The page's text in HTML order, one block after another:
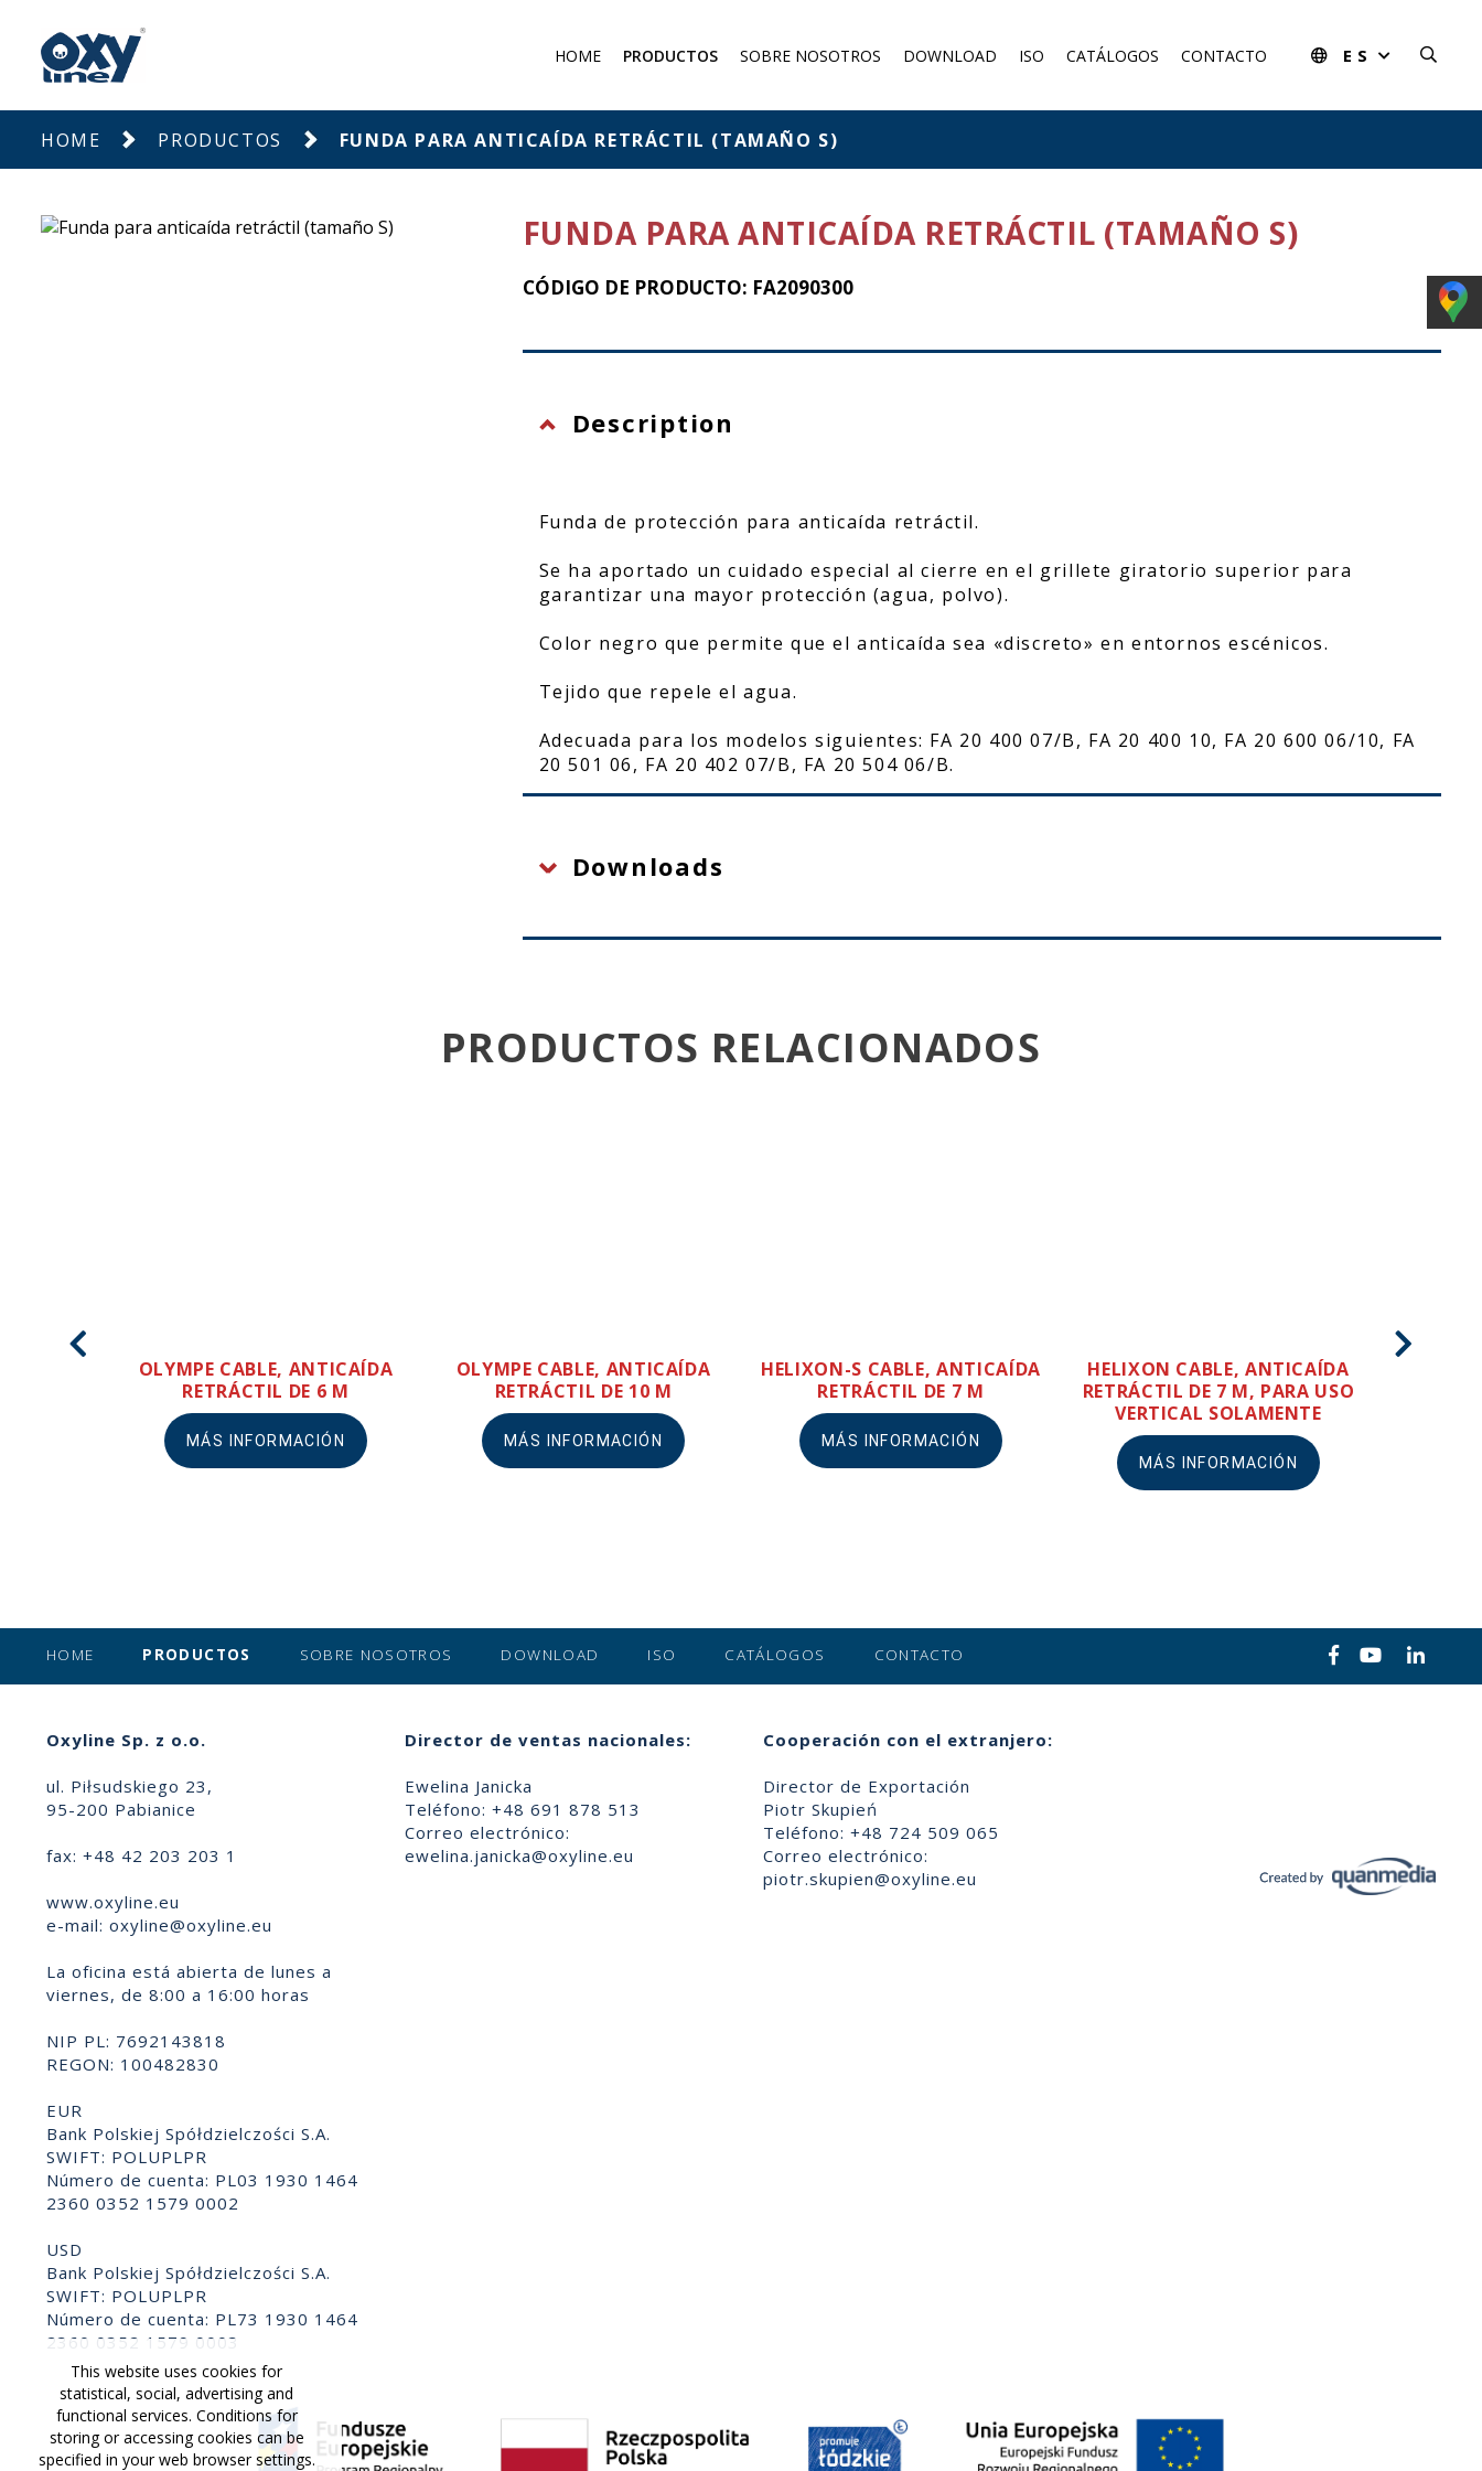
ES
HOME PRODUCTOS
Máscara de gas
Protection against falling from
SOBRE NOSOTROS DOWNLOAD ISO CATÁLOGOS CONTACTO
HOME PRODUCTOS FUNDA PARA ANTICAÍDA RETRÁCTIL (TAMAÑO S)
FUNDA PARA ANTICAÍDA RETRÁCTIL (TAMAÑO S)
CÓDIGO DE PRODUCTO: FA2090300
Description
Funda de protección para anticaída retráctil.
Se ha aportado un cuidado especial al cierre en el grillete giratorio superior para
garantizar una mayor protección (agua, polvo).
Color negro que permite que el anticaída sea «discreto» en entornos escénicos.
Tejido que repele el agua.
Adecuada para los modelos siguientes: FA 20 400 07/B, FA 20 400 10, FA 20 600 06/10, FA
20 501 06, FA 20 402 07/B, FA 20 504 06/B.
Downloads
PRODUCTOS RELACIONADOS
OLYMPE CABLE, ANTICAÍDA
RETRÁCTIL DE 6 M
MÁS INFORMACIÓN
OLYMPE CABLE, ANTICAÍDA
RETRÁCTIL DE 10 M
MÁS INFORMACIÓN
HELIXON-S CABLE, ANTICAÍDA
RETRÁCTIL DE 7 M
MÁS INFORMACIÓN
HELIXON CABLE, ANTICAÍDA
RETRÁCTIL DE 7 M, PARA USO
VERTICAL SOLAMENTE
MÁS INFORMACIÓN
HOME PRODUCTOS SOBRE NOSOTROS DOWNLOAD ISO CATÁLOGOS CONTACTO
Oxyline Sp. z o.o.
ul. Piłsudskiego 23,
95-200 Pabianice
fax: +48 42 203 203 1
www.oxyline.eu
e-mail: oxyline@oxyline.eu
La oficina está abierta de lunes a
viernes, de 8:00 a 16:00 horas
NIP PL: 7692143818
REGON: 100482830
EUR
Bank Polskiej Spółdzielczości S.A.
SWIFT: POLUPLPR
Número de cuenta: PL03 1930 1464
2360 0352 1579 0002
USD
Bank Polskiej Spółdzielczości S.A.
SWIFT: POLUPLPR
Número de cuenta: PL73 1930 1464
2360 0352 1579 0003
Director de ventas nacionales:
Ewelina Janicka
Teléfono: +48 691 878 513
Correo electrónico:
ewelina.janicka@oxyline.eu
Cooperación con el extranjero:
Director de Exportación
Piotr Skupień
Teléfono: +48 724 509 065
Correo electrónico:
piotr.skupien@oxyline.eu
This website uses cookies for
statistical, social, advertising and
functional services. Conditions for
storing or accessing cookies can be
specified in your web browser settings.